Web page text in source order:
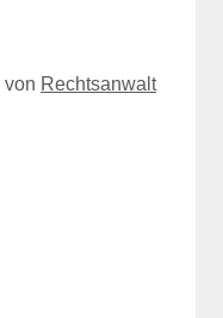
von Rechtsanwalt